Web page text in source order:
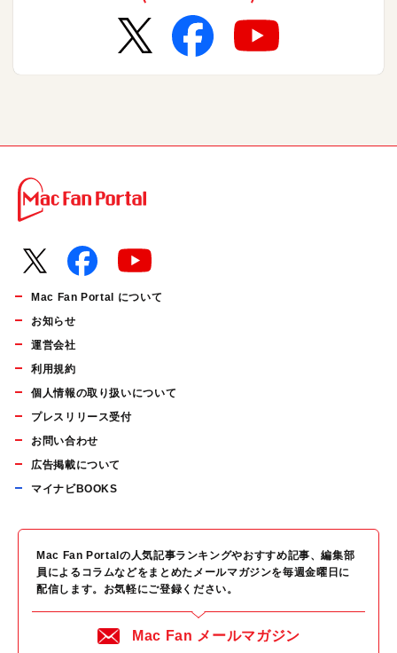
Mac Fan Portal について
お知らせ
運営会社
利用規約
個人情報の取り扱いについて
プレスリリース受付
お問い合わせ
広告掲載について
マイナビBOOKS
Mac Fan Portalの人気記事ランキングやおすすめ記事、編集部
員によるコラムなどをまとめたメールマガジンを毎週金曜日に
配信します。お気軽にご登録ください。
Mac Fan メールマガジン